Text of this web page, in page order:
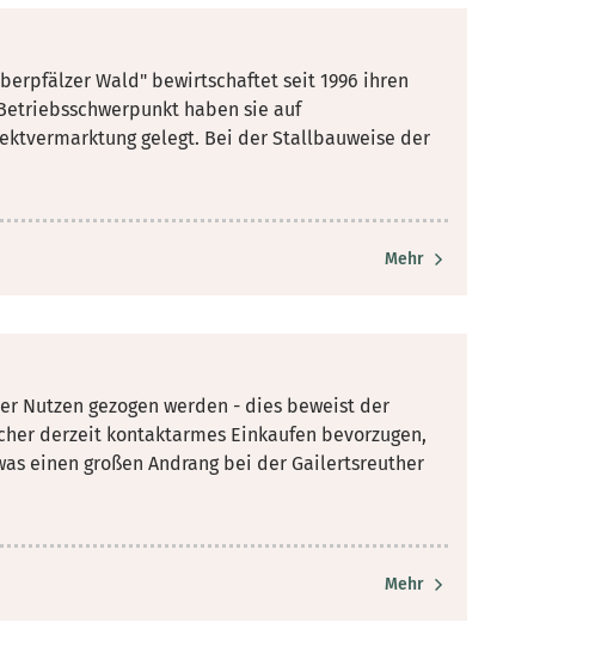
Wald" bewirtschaftet seit 1996 ihren
haben sie auf
gelegt. Bei der Stallbauweise der
Mehr
Nutzen gezogen werden - dies beweist der
derzeit kontaktarmes Einkaufen bevorzugen,
einen großen Andrang bei der Gailertsreuther
Mehr